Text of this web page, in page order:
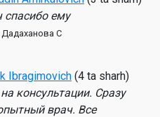
ему
Дадаханова С
Ibragimovich (4 ta sharh)
консультации. Сразу
врач. Все